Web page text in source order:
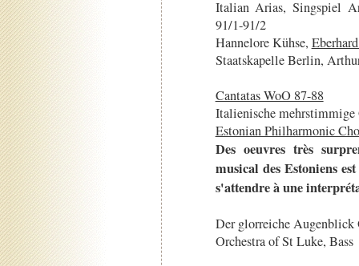
Italian Arias, Singspiel
91/1-91/2
Hannelore Kühse,
Staatskapelle Berlin,
Cantatas WoO 87-88
Italienische mehrstimmige
Estonian Philharmonic
Des oeuvres très
musical des Estoniens
s'attendre à une
Der glorreiche Augenblick
Orchestra of St Luke, Bass